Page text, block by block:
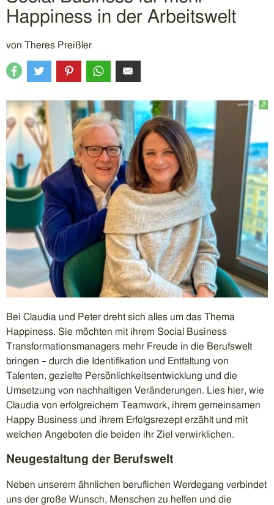
Happiness in der Arbeitswelt
von Theres Preißler
Bei Claudia und Peter dreht sich alles um das Thema
Happiness. Sie möchten mit ihrem Social Business
Transformationsmanagers mehr Freude in die Berufswelt
bringen – durch die Identifikation und Entfaltung von
Talenten, gezielte Persönlichkeitsentwicklung und die
Umsetzung von nachhaltigen Veränderungen. Lies hier, wie
Claudia von erfolgreichem Teamwork, ihrem gemeinsamen
Happy Business und ihrem Erfolgsrezept erzählt und mit
welchen Angeboten die beiden ihr Ziel verwirklichen.
Neugestaltung der Berufswelt
Neben unserem ähnlichen beruflichen Werdegang verbindet
uns der große Wunsch, Menschen zu helfen und die